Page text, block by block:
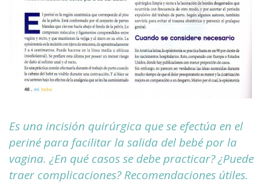
Es una incisión quirúrgica que se efectúa en el
periné para facilitar la salida del bebé por la
vagina. ¿En qué casos se debe practicar? ¿Puede
traer complicaciones? Recomendaciones útiles.